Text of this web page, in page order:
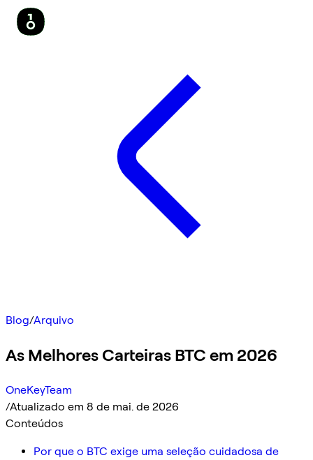
Blog/Arquivo
As Melhores Carteiras BTC em 2026
OneKeyTeam
/Atualizado em 8 de mai. de 2026
Conteúdos
Por que o BTC exige uma seleção cuidadosa de